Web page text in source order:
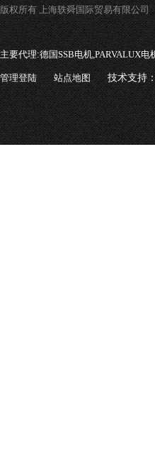
版权所有 上海轶舜国际贸易有限公司
主要代理:德国SSB电机,PARVALUX
管理登陆 站点地图 技术支持